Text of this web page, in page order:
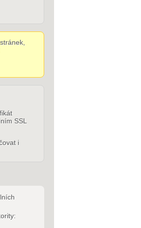
SSL
i